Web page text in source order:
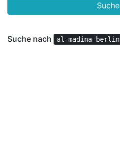
Suche nach al madina berlin